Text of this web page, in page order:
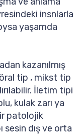
insnlarla
yaşamda
kazanılmış
tip , mikst tip
İletim tipi
kulak zarı ya
patolojik
sesin dış ve orta